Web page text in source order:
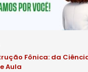
Fônica: da
Aula